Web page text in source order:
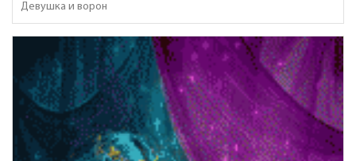
Девушка и ворон